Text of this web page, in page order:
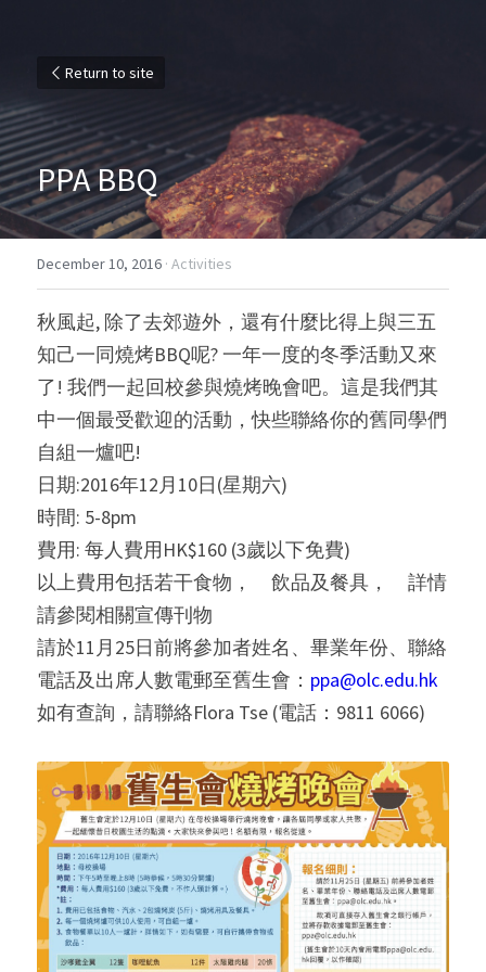
Return to site
PPA BBQ
December 10, 2016 · Activities
秋風起, 除了去郊遊外，還有什麼比得上與三五
知己一同燒烤BBQ呢? 一年一度的冬季活動又來
了! 我們一起回校參與燒烤晚會吧。這是我們其
中一個最受歡迎的活動，快些聯絡你的舊同學們
自組一爐吧!
日期:2016年12月10日(星期六)
時間: 5-8pm
費用: 每人費用HK$160 (3歲以下免費)
以上費用包括若干食物，　飲品及餐具，　詳情
請參閱相關宣傳刊物
請於11月25日前將參加者姓名、畢業年份、聯絡
電話及出席人數電郵至舊生會： ppa@olc.edu.hk
如有查詢，請聯絡Flora Tse (電話：9811 6066)